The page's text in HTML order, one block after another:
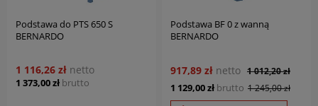
Podstawa do PTS 650 S
BERNARDO
1 373,00 zł brutto
1 116,26 zł netto
Podstawa BF 0 z wanną
BERNARDO
1 129,00 zł brutto 1 245,00 zł
917,89 zł netto 1 012,20 zł